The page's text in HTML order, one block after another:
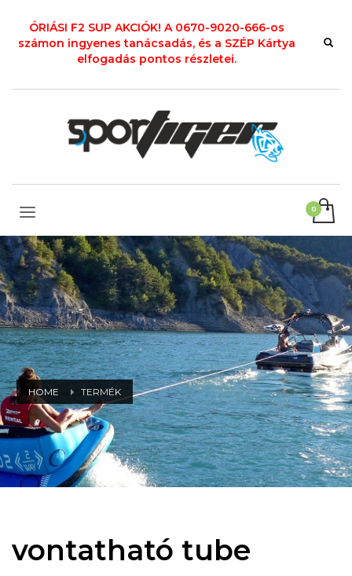
ÓRIÁSI F2 SUP AKCIÓK! A 0670-9020-666-os
számon ingyenes tanácsadás, és a SZÉP Kártya
elfogadás pontos részletei.
HOME TERMÉK
vontatható tube